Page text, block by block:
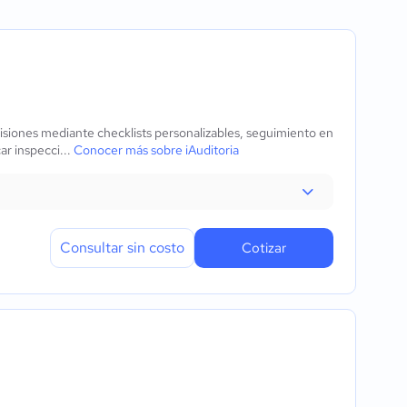
mediante checklists personalizables, seguimiento en
inspecci... Conocer más sobre iAuditoria
Consultar sin costo Cotizar